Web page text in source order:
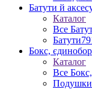
Батути й
Каталог
Все
Батути
Бокс,
Каталог
Все
Подушки